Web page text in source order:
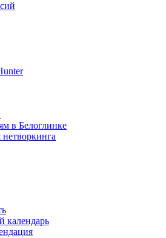
в Белоглинке
нетворкинга
календарь